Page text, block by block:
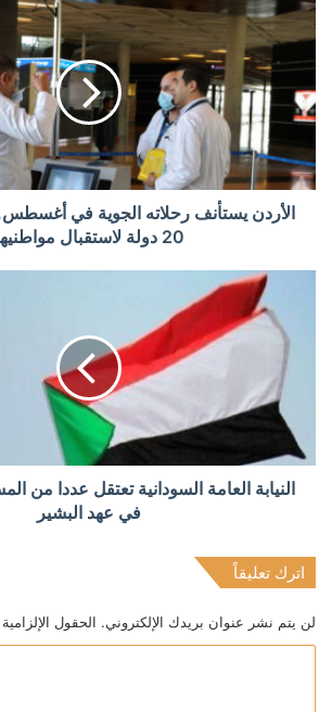
الأردن يستأنف رحلاته الجوية في
20 دولة لاستقبال مواطنيها
النيابة العامة السودانية تعتقل عددا من
في عهد البشير
اترك تعليقاً
لن يتم نشر عنوان بريدك الإلكتروني. الحقول